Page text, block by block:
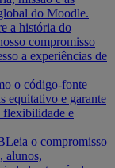
do Moodle.
a história do
compromisso
a experiências de
o código-fonte
equitativo e garante
flexibilidade e
Leia o compromisso
alunos,